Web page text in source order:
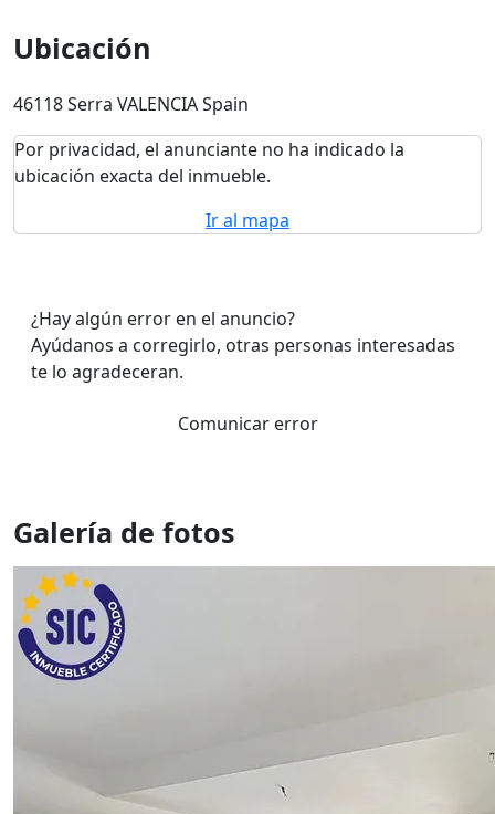
Ubicación
46118 Serra VALENCIA Spain
Por privacidad, el anunciante no ha indicado la
ubicación exacta del inmueble.
Ir al mapa
¿Hay algún error en el anuncio?
Ayúdanos a corregirlo, otras personas interesadas
te lo agradeceran.
Comunicar error
Galería de fotos